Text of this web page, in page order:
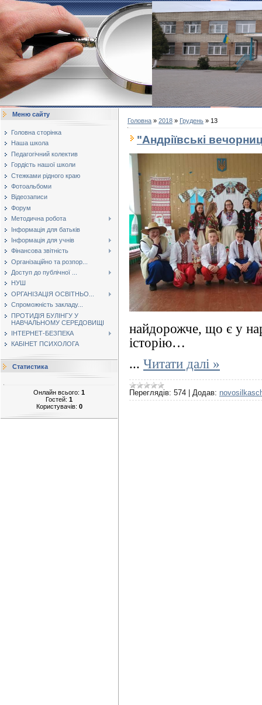
Меню сайту
Головна сторінка
Наша школа
Педагогічний колектив
Гордість нашої школи
Стежками рідного краю
Фотоальбоми
Відеозаписи
Форум
Методична робота
Інформація для батьків
Інформація для учнів
Фінансова звітність
Організаційно та розпор...
Доступ до публічної ...
НУШ
ОРГАНІЗАЦІЯ ОСВІТНЬО...
Спроможність закладу...
ПРОТИДІЯ БУЛІНГУ У
НАВЧАЛЬНОМУ СЕРЕДОВИЩІ
ІНТЕРНЕТ-БЕЗПЕКА
КАБІНЕТ ПСИХОЛОГА
Статистика
Онлайн всього: 1
Гостей: 1
Користувачів: 0
Головна » 2018 » Грудень » 13
"Андріївські
найдорожче, що є у
історію…
... Читати далі »
Переглядів: 574 Додав: